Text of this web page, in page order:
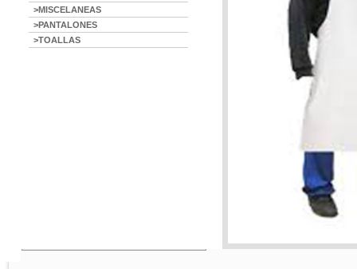
>MISCELANEAS
>PANTALONES
>TOALLAS